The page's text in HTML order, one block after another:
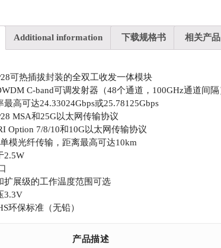
Additional information 下载规格书 相关产品
可热插拔封装的全双工收发一体模块
C-band可调发射器（48个通道，100GHz通道间隔
最高可达24.33024Gbps或25.78125Gbps
MSA和25G以太网传输协议
Option 7/8/10和10G以太网传输协议
模光纤传输，距离最高可达10km
2.5W
扩展级的工作温度范围可选
3.3V
环保标准（无铅）
产品描述